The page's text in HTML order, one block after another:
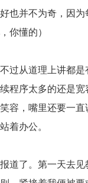
也并不为奇，因
你懂的）
过从道理上讲都
程序太多的还是
容，嘴里还要一
着办公。
道了。第一天去